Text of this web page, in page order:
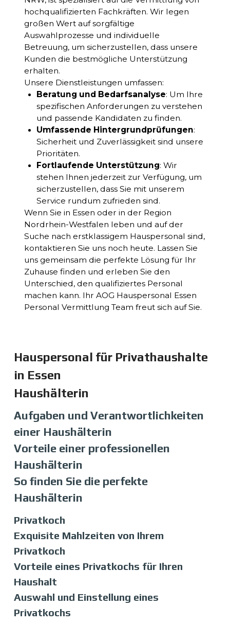
hochqualifizierten Fachkräften. Wir legen
großen Wert auf sorgfältige
Auswahlprozesse und individuelle
Betreuung, um sicherzustellen, dass unsere
Kunden die bestmögliche Unterstützung
erhalten.
Unsere Dienstleistungen umfassen:
Beratung und Bedarfsanalyse: Um Ihre
spezifischen Anforderungen zu verstehen
und passende Kandidaten zu finden.
Umfassende Hintergrundprüfungen:
Sicherheit und Zuverlässigkeit sind unsere
Prioritäten.
Fortlaufende Unterstützung: Wir
stehen Ihnen jederzeit zur Verfügung, um
sicherzustellen, dass Sie mit unserem
Service rundum zufrieden sind.
Wenn Sie in Essen oder in der Region
Nordrhein-Westfalen leben und auf der
Suche nach erstklassigem Hauspersonal sind,
kontaktieren Sie uns noch heute. Lassen Sie
uns gemeinsam die perfekte Lösung für Ihr
Zuhause finden und erleben Sie den
Unterschied, den qualifiziertes Personal
machen kann. Ihr AOG Hauspersonal Essen
Personal Vermittlung Team freut sich auf Sie.
Hauspersonal für Privathaushalte
in Essen
Haushälterin
Aufgaben und Verantwortlichkeiten
einer Haushälterin
Vorteile einer professionellen
Haushälterin
So finden Sie die perfekte
Haushälterin
Privatkoch
Exquisite Mahlzeiten von Ihrem
Privatkoch
Vorteile eines Privatkochs für Ihren
Haushalt
Auswahl und Einstellung eines
Privatkochs